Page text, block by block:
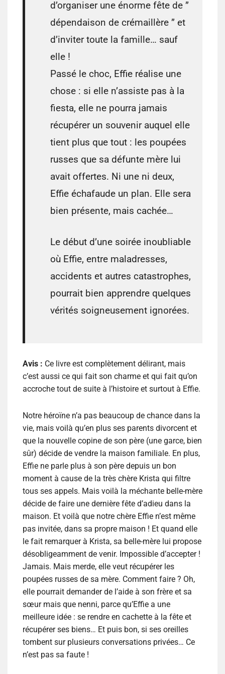
d’organiser une énorme fête de ”
dépendaison de crémaillère ” et
d’inviter toute la famille… sauf
elle !
Passé le choc, Effie réalise une
chose : si elle n’assiste pas à la
fiesta, elle ne pourra jamais
récupérer un souvenir auquel elle
tient plus que tout : les poupées
russes que sa défunte mère lui
avait offertes. Ni une ni deux,
Effie échafaude un plan. Elle sera
bien présente, mais cachée…
Le début d’une soirée inoubliable
où Effie, entre maladresses,
accidents et autres catastrophes,
pourrait bien apprendre quelques
vérités soigneusement ignorées.
Avis : Ce livre est complètement délirant, mais
c’est aussi ce qui fait son charme et qui fait qu’on
accroche tout de suite à l’histoire et surtout à Effie.
Notre héroïne n’a pas beaucoup de chance dans la
vie, mais voilà qu’en plus ses parents divorcent et
que la nouvelle copine de son père (une garce, bien
sûr) décide de vendre la maison familiale. En plus,
Effie ne parle plus à son père depuis un bon
moment à cause de la très chère Krista qui filtre
tous ses appels. Mais voilà la méchante belle-mère
décide de faire une dernière fête d’adieu dans la
maison. Et voilà que notre chère Effie n’est même
pas invitée, dans sa propre maison ! Et quand elle
le fait remarquer à Krista, sa belle-mère lui propose
désobligeamment de venir. Impossible d’accepter !
Jamais. Mais merde, elle veut récupérer les
poupées russes de sa mère. Comment faire ? Oh,
elle pourrait demander de l’aide à son frère et sa
sœur mais que nenni, parce qu’Effie a une
meilleure idée : se rendre en cachette à la fête et
récupérer ses biens… Et puis bon, si ses oreilles
tombent sur plusieurs conversations privées… Ce
n’est pas sa faute !